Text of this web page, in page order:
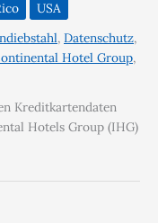
USA
, Datenschutz,
Hotel Group,
Kreditkartendaten
Hotels Group (IHG)